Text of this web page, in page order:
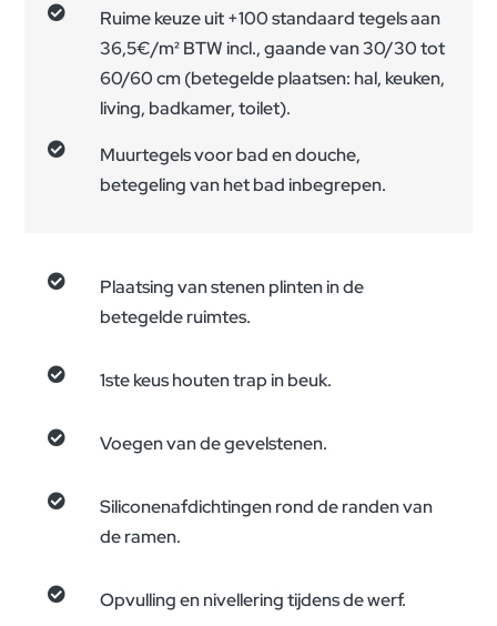

Ruime keuze uit +100 standaard tegels aan
36,5€/m² BTW incl., gaande van 30/30 tot
60/60 cm (betegelde plaatsen: hal, keuken,
living, badkamer, toilet).

Muurtegels voor bad en douche,
betegeling van het bad inbegrepen.

Plaatsing van stenen plinten in de
betegelde ruimtes.
 1ste keus houten trap in beuk.
 Voegen van de gevelstenen.

Siliconenafdichtingen rond de randen van
de ramen.
 Opvulling en nivellering tijdens de werf.